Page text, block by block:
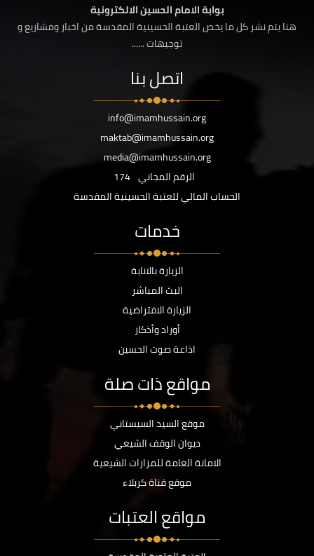
بوابة الامام الحسين الالكترونية
هنا يتم نشر كل ما يخص العتبة الحسينية المقدسة من اخبار ومشاريع و
توجيهات ......
اتصل بنا
info@imamhussain.org
maktab@imamhussain.org
media@imamhussain.org
الرقم المجاني 174
الحساب المالي للعتبة الحسينية المقدسة
خدمات
الزيارة بالانابة
البث المباشر
الزيارة الافتراضية
أوراد وأذكار
اذاعة صوت الحسين
مواقع ذات صلة
موقع السيد السيستاني
ديوان الوقف الشيعي
الامانة العامة للمزارات الشيعية
موقع قناة كربلاء
مواقع العتبات